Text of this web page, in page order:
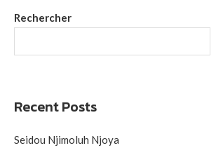
Rechercher
Recent Posts
Seidou Njimoluh Njoya